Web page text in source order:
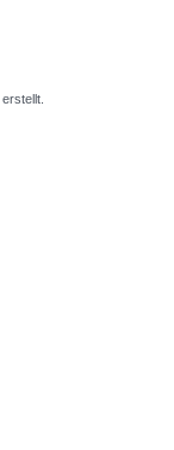
erstellt.